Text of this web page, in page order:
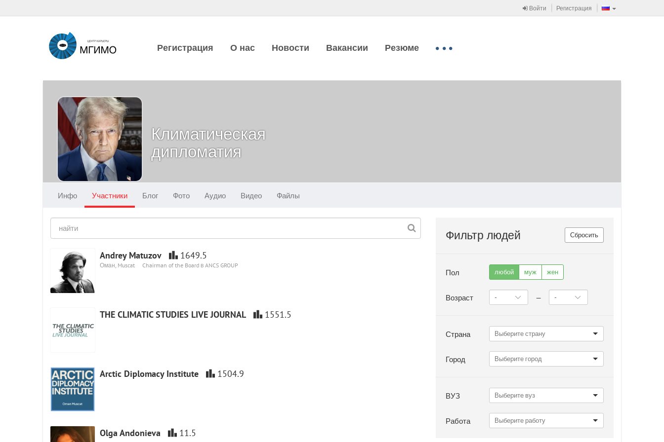
Войти Регистрация
Регистрация О нас Новости Вакансии Резюме
Климатическая
дипломатия
Инфо Участники Блог Фото Аудио Видео Файлы
Andrey Matuzov 1649.5
Оман, Muscat Chairman of the Board в ANCS GROUP
THE CLIMATIC STUDIES LIVE JOURNAL 1551.5
Arctic Diplomacy Institute 1504.9
Olga Andonieva 11.5
Сбросить
Фильтр людей
Пол любой муж жен
Возраст —
Страна
Город
ВУЗ
Работа